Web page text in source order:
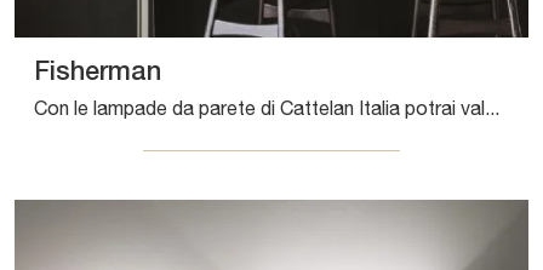
Fisherman
Con le lampade da parete di Cattelan Italia potrai valorizzare i tuoi locali: clicca e scopri Fisherman!